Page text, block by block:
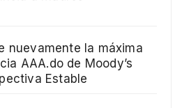
nuevamente la máxima
AAA.do de Moody’s
Estable